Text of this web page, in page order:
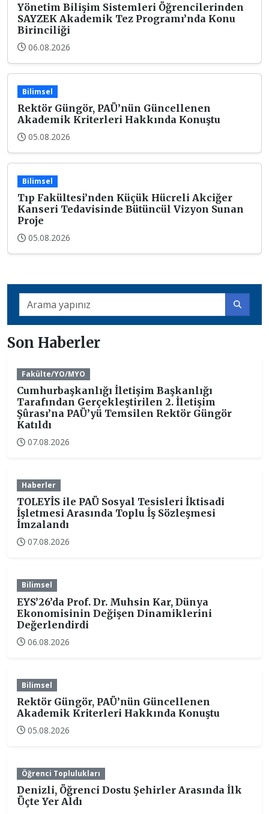
Yönetim Bilişim Sistemleri Öğrencilerinden
SAYZEK Akademik Tez Programı’nda Konu
Birinciliği
06.08.2026
Bilimsel
Rektör Güngör, PAÜ’nün Güncellenen
Akademik Kriterleri Hakkında Konuştu
05.08.2026
Bilimsel
Tıp Fakültesi’nden Küçük Hücreli Akciğer
Kanseri Tedavisinde Bütüncül Vizyon Sunan
Proje
05.08.2026
Son Haberler
Fakülte/YO/MYO
Cumhurbaşkanlığı İletişim Başkanlığı
Tarafından Gerçekleştirilen 2. İletişim
Şûrası’na PAÜ’yü Temsilen Rektör Güngör
Katıldı
07.08.2026
Haberler
TOLEYİS ile PAÜ Sosyal Tesisleri İktisadi
İşletmesi Arasında Toplu İş Sözleşmesi
İmzalandı
07.08.2026
Bilimsel
EYS’26’da Prof. Dr. Muhsin Kar, Dünya
Ekonomisinin Değişen Dinamiklerini
Değerlendirdi
06.08.2026
Bilimsel
Rektör Güngör, PAÜ’nün Güncellenen
Akademik Kriterleri Hakkında Konuştu
05.08.2026
Öğrenci Toplulukları
Denizli, Öğrenci Dostu Şehirler Arasında İlk
Üçte Yer Aldı